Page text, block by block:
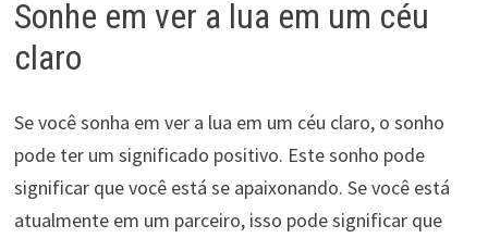
Sonhe em ver a lua em um céu
claro
Se você sonha em ver a lua em um céu claro, o sonho
pode ter um significado positivo. Este sonho pode
significar que você está se apaixonando. Se você está
atualmente em um parceiro, isso pode significar que